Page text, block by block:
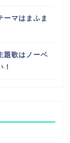
ーマはまふま
題歌はノーベ
！